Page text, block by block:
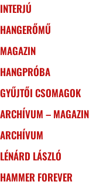
INTERJÚ
HANGERŐMŰ
MAGAZIN
HANGPRÓBA
GYŰJTŐI CSOMAGOK
ARCHÍVUM – MAGAZIN
ARCHÍVUM
LÉNÁRD LÁSZLÓ
HAMMER FOREVER